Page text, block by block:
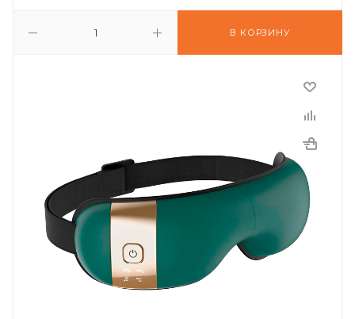
В КОРЗИНУ